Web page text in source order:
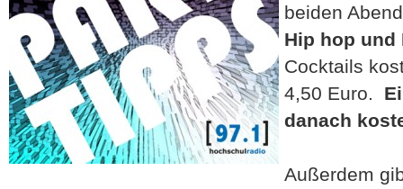
beiden
Hip hop und
Cocktails
4,50 Euro.
danach
Außerdem